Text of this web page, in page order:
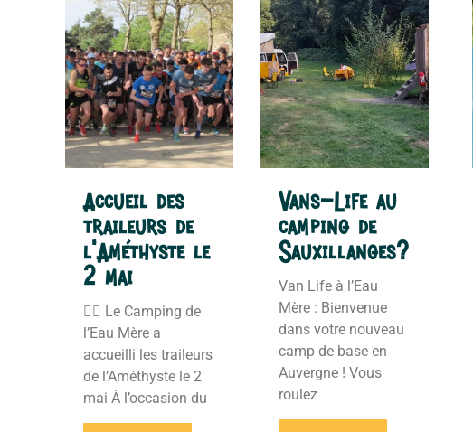
Accueil des
traileurs de
l’Améthyste le
2 mai
🏃‍♂️ Le Camping de
l’Eau Mère a
accueilli les traileurs
de l’Améthyste le 2
mai À l’occasion du
Vans-Life au
camping de
Sauxillanges?
Van Life à l’Eau
Mère : Bienvenue
dans votre nouveau
camp de base en
Auvergne ! Vous
roulez